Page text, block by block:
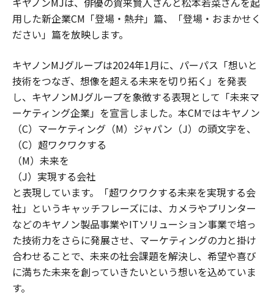
用した新企業CM「登場・熱弁」篇、「登場・おまかせく
ださい」篇を放映します。
キヤノンMJグループは2024年1月に、パーパス「想いと
技術をつなぎ、想像を超える未来を切り拓く」を発表
し、キヤノンMJグループを象徴する表現として「未来マ
ーケティング企業」を宣言しました。本CMではキヤノン
（C）マーケティング（M）ジャパン（J）の頭文字を、
（C）超ワクワクする
（M）未来を
（J）実現する会社
と表現しています。「超ワクワクする未来を実現する会
社」というキャッチフレーズには、カメラやプリンター
などのキヤノン製品事業やITソリューション事業で培っ
た技術力をさらに発展させ、マーケティングの力と掛け
合わせることで、未来の社会課題を解決し、希望や喜び
に満ちた未来を創っていきたいという想いを込めていま
す。